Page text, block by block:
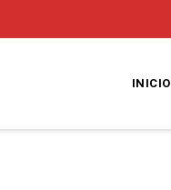
INICIO